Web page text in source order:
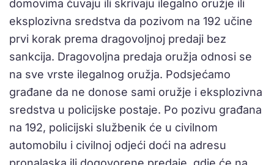
domovima čuvaju ili skrivaju ilegalno oružje ili
eksplozivna sredstva da pozivom na 192 učine
prvi korak prema dragovoljnoj predaji bez
sankcija. Dragovoljna predaja oružja odnosi se
na sve vrste ilegalnog oružja. Podsjećamo
građane da ne donose sami oružje i eksplozivna
sredstva u policijske postaje. Po pozivu građana
na 192, policijski službenik će u civilnom
automobilu i civilnoj odjeći doći na adresu